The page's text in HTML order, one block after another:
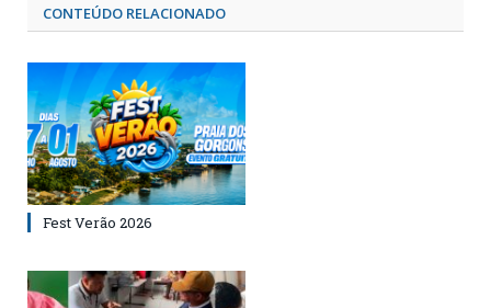
CONTEÚDO RELACIONADO
Fest Verão 2026